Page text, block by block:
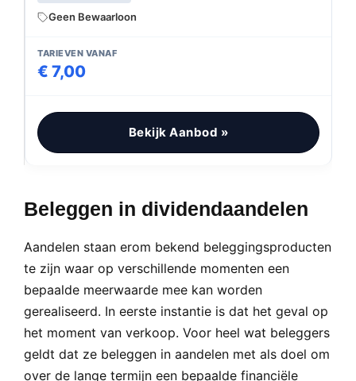
Geen Bewaarloon
TARIEVEN VANAF
€ 7,00
Bekijk Aanbod »
Beleggen in dividendaandelen
Aandelen staan erom bekend beleggingsproducten
te zijn waar op verschillende momenten een
bepaalde meerwaarde mee kan worden
gerealiseerd. In eerste instantie is dat het geval op
het moment van verkoop. Voor heel wat beleggers
geldt dat ze beleggen in aandelen met als doel om
over de lange termijn een bepaalde financiële